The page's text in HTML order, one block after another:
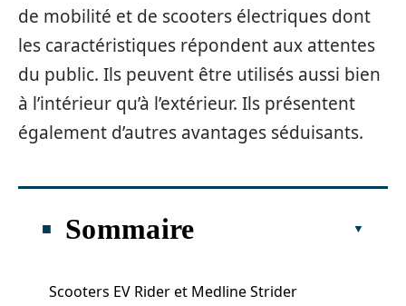
de mobilité et de scooters électriques dont
les caractéristiques répondent aux attentes
du public. Ils peuvent être utilisés aussi bien
à l’intérieur qu’à l’extérieur. Ils présentent
également d’autres avantages séduisants.
Sommaire
Scooters EV Rider et Medline Strider